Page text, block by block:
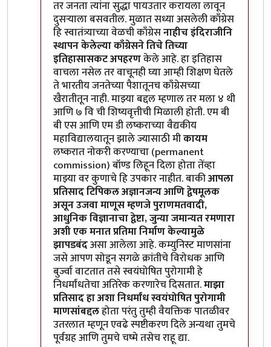
तर जनता त्यांना सुद्धा पायउतार करायला लावून
दुसऱ्याला बसवतील. मुळात सध्या असलेली काँग्रेस
हि स्वातंत्र्याच्या वेळची काँग्रेसनाहीचइंदिराजीनि
स्थापन केलेल्या काँग्रेसने तिचे तिच्या
इतिहासासकट अपहरणकेले आहे. हा इतिहास
वाचला नसेल तर वाचूनही घ्या आम्ही शिक्षण घेतले
ते भारतीय जनतेच्या पैशातूनच काँग्रेसच्या
खैरातीतून नाही. माझ्या बद्दल म्हणाल तर मला ४ थी
आणि ७ वि ची शिष्यवृत्तीची मिळाली होती. एम बी
बी एस आणि एम डी लष्कराच्या वैद्यकीय
महाविद्यालयातून झाले ज्यासाठी मीकायम
लष्करात नोकरी करण्याचा (permanent
commission) बॉण्ड लिहून दिला होता तेंव्हा
माझ्या वर कुणाचे हि उपकार नाहीत. बाकीआपला
प्रतिसाद टिपिकल अज्ञानजन्य आणि द्वेषमूलक
असून उजवा माणूस म्हणजे पुराणमतवादी,
आधुनिक विज्ञानाचा द्वेष्टा, जुन्या जमान्यत रमणारा
अशी एक मनात प्रतिमा निर्माण केल्यामुळे
झापडबंदअसा आलेला आहे. कम्युनिस्ट माणसांना
जसे आपण सोडून सगळे क्रांतीचे विरोधक आणि
बुर्ज्वा वाटतात तसे स्वयंघोषित पुरोगामी हे
निधर्मांधतेचा अतिरेक करणारेच दिसतात.माझा
प्रतिसाद हा अशा निधर्मांध स्वयंघोषित पुरोगामी
माणसांबद्दलहोता परंतु तुम्ही वैयक्तिक पातळीवर
उतरलात म्हणून एवढे स्पष्टीकरण दिले अन्यथा तुमचे
पूर्वग्रह आणि तुमचे चष्मे तसेच राहू द्या.